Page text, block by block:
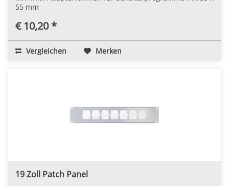
55 mm
€ 10,20 *
Vergleichen Merken
19 Zoll Patch Panel